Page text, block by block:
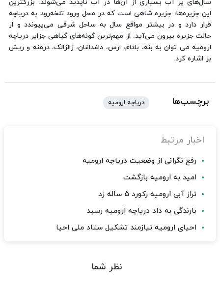
سال‌های پر آب بسیاری از آن‌ها در آب ناپدید می‌شوند. بزرگترین
این جزیره‌ها، جزیره شاهی است که در محل ورود تلخه‌رود به دریاچه
قرار دارد و در بیشتر مواقع سال به ساحل شرقی می‌پیوندد و از
حالت جزیره بیرون می‌آید. از مهم‌ترین گونه‌های گیاهی جزایر دریاچه
ارومیه می توان به بنه، بادام، ارس، داغداغان، زالزالک، درمنه و ریش
بز اشاره کرد.
برچسب‌ها دریاچه ارومیه
اخبار مرتبط
رفع نگرانی از وضعیت دریاچه ارومیه
امید به ارومیه بازگشت
تراز آبی ارومیه رکورد 5 ساله زد
بارندگی به داد دریاچه ارومیه رسید
احیای ارومیه نیازمند تشکیل ستاد ملی احیا
نظر شما